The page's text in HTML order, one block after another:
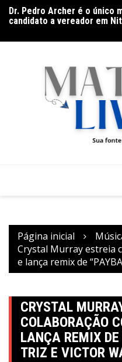
para
conteúdo
candidato a vereador em
O sucesso começa quando
Página inicial
Crystal Murray estreia
e lança remix de
CRYSTAL
COLABORAÇÃO
LANÇA REMIX
TRIZ E VICTOR